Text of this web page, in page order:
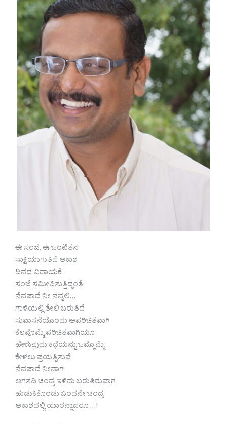
ಈ ಸಂಜೆ, ಈ ಒಂಟಿತನ
ಸಾಕ್ಷಿಯಾಗುತಿದೆ ಆಕಾಶ
ದಿನದ ವಿದಾಯಕೆ
ಸಂಜೆ ಸಮೀಪಿಸುತ್ತಿದ್ದಂತೆ
ನೆನಪಾದೆ ನೀ ನನ್ನಲಿ…
ಗಾಳಿಯಲ್ಲಿ ತೇಲಿ ಬರುತಿದೆ
ಸುವಾಸನೆಯೊಂದು ಅಪರಿಚಿತವಾಗಿ
ಕೆಲವೊಮ್ಮೆ ಪರಿಚಿತವಾಗಿಯೂ
ಹೇಳುವುದು ಕಥೆಯನ್ನು ಒಮ್ಮೊಮ್ಮೆ
ಕೇಳಲು ಪ್ರಯತ್ನಿಸುವೆ
ನೆನಪಾದೆ ನೀನಾಗ
ಆಗಸದಿ ಚಂದ್ರ ಇಳಿದು ಬರುತಿರುವಾಗ
ಹುಡುಕಿಕೊಂಡು ಬಂದನೇ ಚಂದ್ರ
ಆಕಾಶದಲ್ಲಿ ಯಾರನ್ನಾದರೂ …!